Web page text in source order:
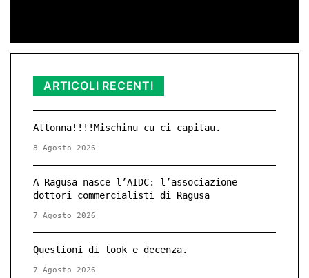
ARTICOLI RECENTI
Attonna!!!!Mischinu cu ci capitau.
8 Agosto 2026
A Ragusa nasce l’AIDC: l’associazione
dottori commercialisti di Ragusa
7 Agosto 2026
Questioni di look e decenza.
7 Agosto 2026